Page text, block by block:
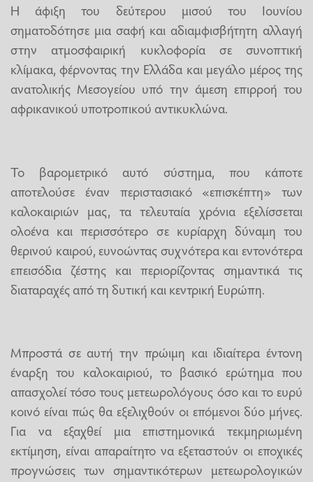
Η άφιξη του δεύτερου μισού του Ιουνίου
σηματοδότησε μια σαφή και αδιαμφισβήτητη αλλαγή
στην ατμοσφαιρική κυκλοφορία σε συνοπτική
κλίμακα, φέρνοντας την Ελλάδα και μεγάλο μέρος της
ανατολικής Μεσογείου υπό την άμεση επιρροή του
αφρικανικού υποτροπικού αντικυκλώνα.
Το βαρομετρικό αυτό σύστημα, που κάποτε
αποτελούσε έναν περιστασιακό «επισκέπτη» των
καλοκαιριών μας, τα τελευταία χρόνια εξελίσσεται
ολοένα και περισσότερο σε κυρίαρχη δύναμη του
θερινού καιρού, ευνοώντας συχνότερα και εντονότερα
επεισόδια ζέστης και περιορίζοντας σημαντικά τις
διαταραχές από τη δυτική και κεντρική Ευρώπη.
Μπροστά σε αυτή την πρώιμη και ιδιαίτερα έντονη
έναρξη του καλοκαιριού, το βασικό ερώτημα που
απασχολεί τόσο τους μετεωρολόγους όσο και το ευρύ
κοινό είναι πώς θα εξελιχθούν οι επόμενοι δύο μήνες.
Για να εξαχθεί μια επιστημονικά τεκμηριωμένη
εκτίμηση, είναι απαραίτητο να εξεταστούν οι εποχικές
προγνώσεις των σημαντικότερων μετεωρολογικών